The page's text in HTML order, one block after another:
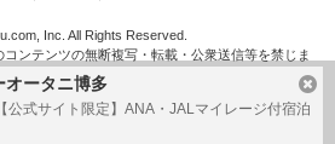
オータニ博多
【公式サイト限定】ANA・JALマイレージ付宿泊
Inc. All Rights Reserved.
ンテンツの無断複写・転載・公衆送信等を禁じま
す。